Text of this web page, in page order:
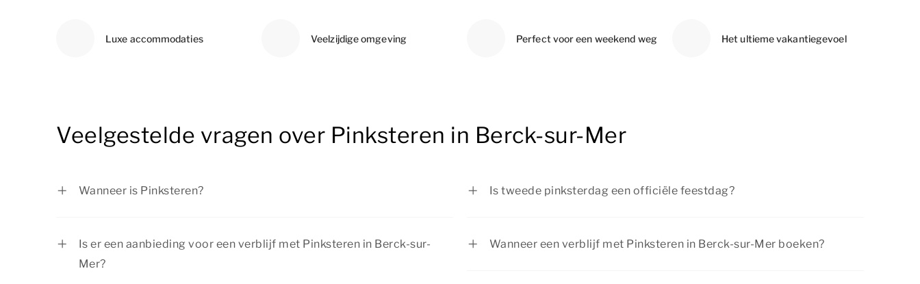
Luxe accommodaties Veelzijdige omgeving Perfect voor een weekend weg Het ultieme vakantiegevoel
Veelgestelde vragen over Pinksteren in Berck-sur-Mer
Wanneer is Pinksteren?
Is tweede pinksterdag een officiële feestdag?
Is er een aanbieding voor een verblijf met Pinksteren in Berck-sur-
Mer?
Wanneer een verblijf met Pinksteren in Berck-sur-Mer boeken?